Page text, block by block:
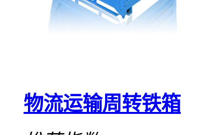
物流运输周转铁箱